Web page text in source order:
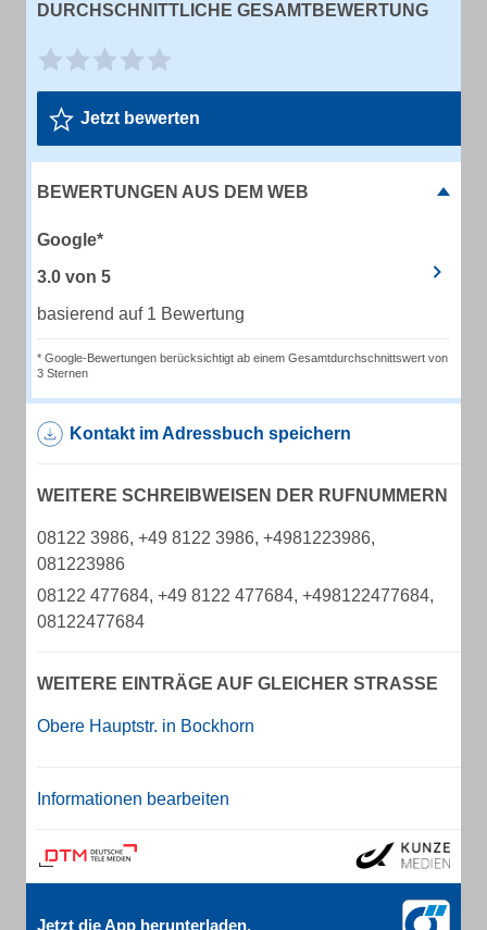
DURCHSCHNITTLICHE GESAMTBEWERTUNG
Jetzt bewerten
BEWERTUNGEN AUS DEM WEB
Google*
3.0 von 5
basierend auf 1 Bewertung
* Google-Bewertungen berücksichtigt ab einem Gesamtdurchschnittswert von
3 Sternen
Kontakt im Adressbuch speichern
WEITERE SCHREIBWEISEN DER RUFNUMMERN
08122 3986, +49 8122 3986, +4981223986,
081223986
08122 477684, +49 8122 477684, +498122477684,
08122477684
WEITERE EINTRÄGE AUF GLEICHER STRASSE
Obere Hauptstr. in Bockhorn
Informationen bearbeiten
Jetzt die App herunterladen.